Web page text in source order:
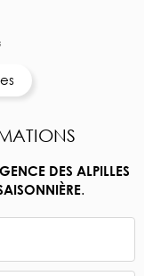
DES ALPILLES
.